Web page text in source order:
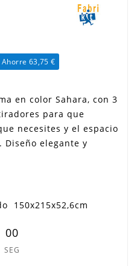
Ahorre 63,75 €
en color Sahara, con 3
para que
necesites y el espacio
elegante y
150x215x52,6cm
00
SEG